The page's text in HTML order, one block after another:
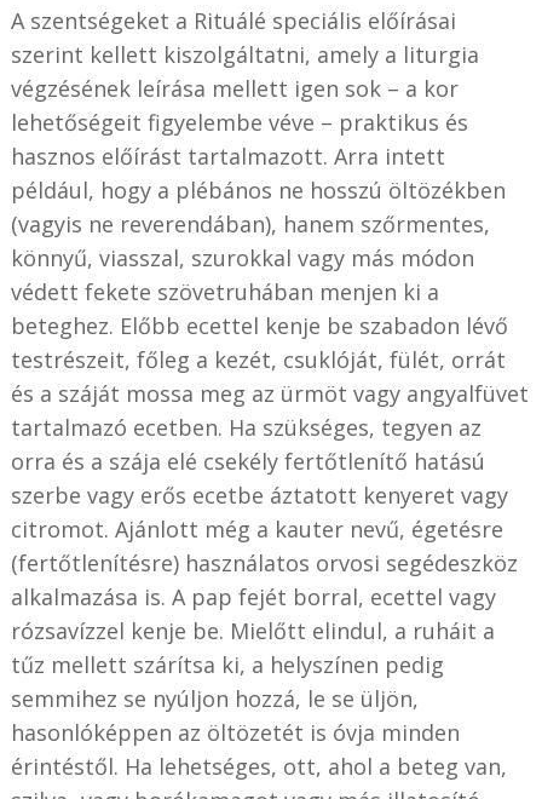
A szentségeket a Rituálé speciális előírásai
szerint kellett kiszolgáltatni, amely a liturgia
végzésének leírása mellett igen sok – a kor
lehetőségeit figyelembe véve – praktikus és
hasznos előírást tartalmazott. Arra intett
például, hogy a plébános ne hosszú öltözékben
(vagyis ne reverendában), hanem szőrmentes,
könnyű, viasszal, szurokkal vagy más módon
védett fekete szövetruhában menjen ki a
beteghez. Előbb ecettel kenje be szabadon lévő
testrészeit, főleg a kezét, csuklóját, fülét, orrát
és a száját mossa meg az ürmöt vagy angyalfüvet
tartalmazó ecetben. Ha szükséges, tegyen az
orra és a szája elé csekély fertőtlenítő hatású
szerbe vagy erős ecetbe áztatott kenyeret vagy
citromot. Ajánlott még a kauter nevű, égetésre
(fertőtlenítésre) használatos orvosi segédeszköz
alkalmazása is. A pap fejét borral, ecettel vagy
rózsavízzel kenje be. Mielőtt elindul, a ruháit a
tűz mellett szárítsa ki, a helyszínen pedig
semmihez se nyúljon hozzá, le se üljön,
hasonlóképpen az öltözetét is óvja minden
érintéstől. Ha lehetséges, ott, ahol a beteg van,